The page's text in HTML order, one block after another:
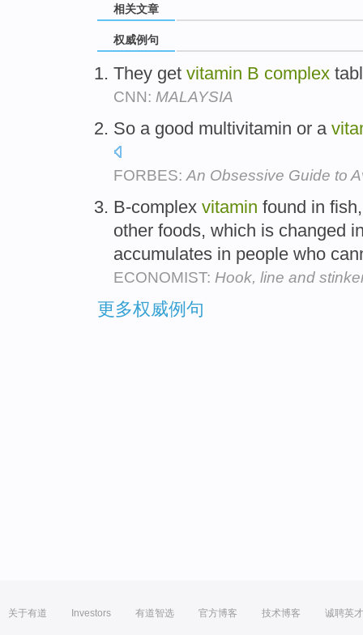
相关文章
权威例句
They get vitamin B complex
CNN: MALAYSIA
So a good multivitamin or a
FORBES: An Obsessive Guide to
B-complex vitamin found in
other foods, which is changed
accumulates in people who
ECONOMIST: Hook, line and
更多权威例句
关于有道 Investors 有道智选 官方博客 技术博客 诚聘英才